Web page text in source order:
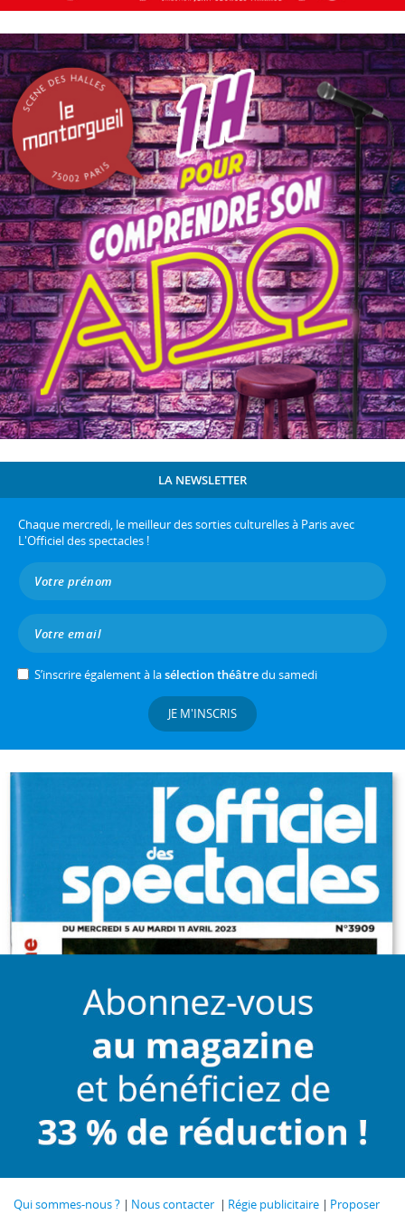
LA NEWSLETTER
Chaque mercredi, le meilleur des sorties culturelles à Paris avec
L'Officiel des spectacles !
S’inscrire également à lasélection théâtredu samedi
JE M'INSCRIS
Qui sommes-nous ? Nous contacter Régie publicitaire
Proposer